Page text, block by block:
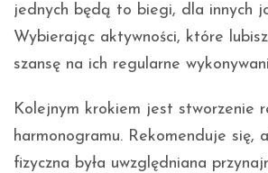
jednych będą to biegi, dla innych
Wybierając aktywności, które
szansę na ich regularne
Kolejnym krokiem jest stworzenie
harmonogramu. Rekomenduje się,
fizyczna była uwzględniana